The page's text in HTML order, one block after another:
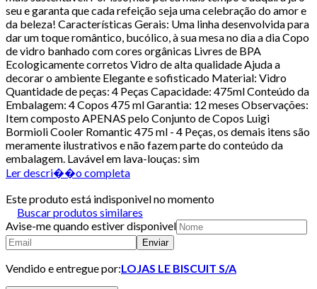
seu e garanta que cada refeição seja uma celebração do amor e
da beleza! Características Gerais: Uma linha desenvolvida para
dar um toque romântico, bucólico, à sua mesa no dia a dia Copo
de vidro banhado com cores orgânicas Livres de BPA
Ecologicamente corretos Vidro de alta qualidade Ajuda a
decorar o ambiente Elegante e sofisticado Material: Vidro
Quantidade de peças: 4 Peças Capacidade: 475ml Conteúdo da
Embalagem: 4 Copos 475 ml Garantia: 12 meses Observações:
Item composto APENAS pelo Conjunto de Copos Luigi
Bormioli Cooler Romantic 475 ml - 4 Peças, os demais itens são
meramente ilustrativos e não fazem parte do conteúdo da
embalagem. Lavável em lava-louças: sim
Ler descri��o completa
Este produto está indisponivel no momento
Buscar produtos similares
Avise-me quando estiver disponivel
Enviar
Vendido e entregue por:LOJAS LE BISCUIT S/A